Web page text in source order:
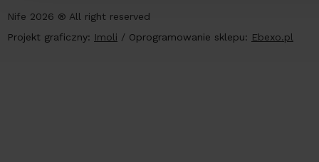
Nife 2026 ® All right reserved
Projekt graficzny: Imoli / Oprogramowanie sklepu: Ebexo.pl